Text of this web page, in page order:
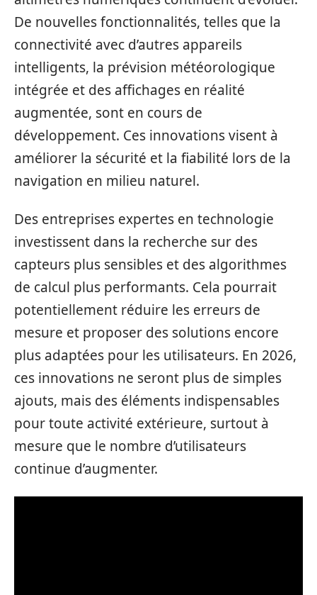
De nouvelles fonctionnalités, telles que la
connectivité avec d’autres appareils
intelligents, la prévision météorologique
intégrée et des affichages en réalité
augmentée, sont en cours de
développement. Ces innovations visent à
améliorer la sécurité et la fiabilité lors de la
navigation en milieu naturel.
Des entreprises expertes en technologie
investissent dans la recherche sur des
capteurs plus sensibles et des algorithmes
de calcul plus performants. Cela pourrait
potentiellement réduire les erreurs de
mesure et proposer des solutions encore
plus adaptées pour les utilisateurs. En 2026,
ces innovations ne seront plus de simples
ajouts, mais des éléments indispensables
pour toute activité extérieure, surtout à
mesure que le nombre d’utilisateurs
continue d’augmenter.